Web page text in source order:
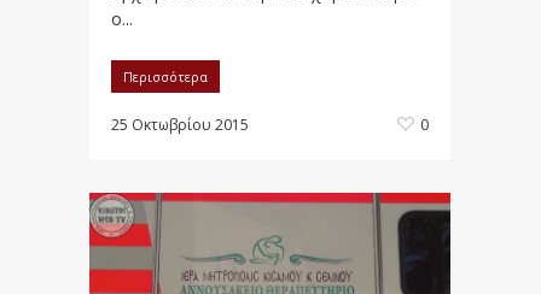
ο...
Περισσότερα
25 Οκτωβρίου 2015 0